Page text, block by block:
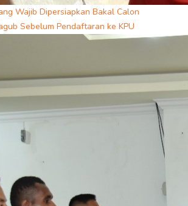
Wajib Dipersiapkan Bakal Calon
Sebelum Pendaftaran ke KPU